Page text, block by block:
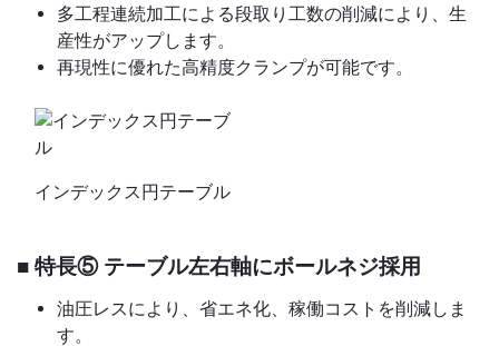
多工程連続加工による段取り工数の削減により、生
産性がアップします。
再現性に優れた高精度クランプが可能です。
インデックス円テーブル
■ 特長⑤ テーブル左右軸にボールネジ採用
油圧レスにより、省エネ化、稼働コストを削減しま
す。